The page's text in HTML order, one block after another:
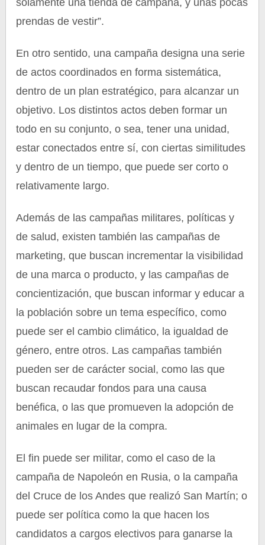
solamente una tienda de campaña, y unas pocas
prendas de vestir”.
En otro sentido, una campaña designa una serie
de actos coordinados en forma sistemática,
dentro de un plan estratégico, para alcanzar un
objetivo. Los distintos actos deben formar un
todo en su conjunto, o sea, tener una unidad,
estar conectados entre sí, con ciertas similitudes
y dentro de un tiempo, que puede ser corto o
relativamente largo.
Además de las campañas militares, políticas y
de salud, existen también las campañas de
marketing, que buscan incrementar la visibilidad
de una marca o producto, y las campañas de
concientización, que buscan informar y educar a
la población sobre un tema específico, como
puede ser el cambio climático, la igualdad de
género, entre otros. Las campañas también
pueden ser de carácter social, como las que
buscan recaudar fondos para una causa
benéfica, o las que promueven la adopción de
animales en lugar de la compra.
El fin puede ser militar, como el caso de la
campaña de Napoleón en Rusia, o la campaña
del Cruce de los Andes que realizó San Martín; o
puede ser política como la que hacen los
candidatos a cargos electivos para ganarse la